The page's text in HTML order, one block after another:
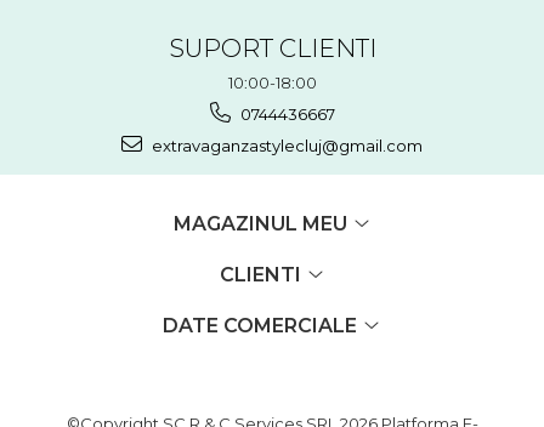
SUPORT CLIENTI
10:00-18:00
0744436667
extravaganzastylecluj@gmail.com
MAGAZINUL MEU
CLIENTI
DATE COMERCIALE